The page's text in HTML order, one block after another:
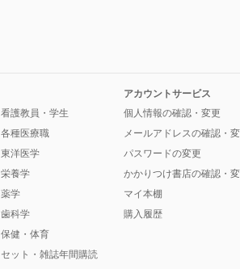
看護教員・学生
各種医療職
東洋医学
栄養学
薬学
歯科学
保健・体育
セット・雑誌年間購読
アカウントサービス
個人情報の確認・変更
メールアドレスの確認・
パスワードの変更
かかりつけ書店の確認・
マイ本棚
購入履歴